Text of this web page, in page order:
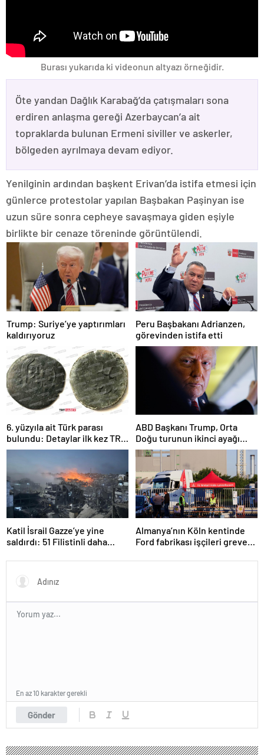
Burası yukarıda ki videonun altyazı örneğidir.
Öte yandan Dağlık Karabağ’da çatışmaları sona
erdiren anlaşma gereği Azerbaycan’a ait
topraklarda bulunan Ermeni siviller ve askerler,
bölgeden ayrılmaya devam ediyor.
Yenilginin ardından başkent Erivan’da istifa etmesi için
günlerce protestolar yapılan Başbakan Paşinyan ise
uzun süre sonra cepheye savaşmaya giden eşiyle
birlikte bir cenaze töreninde görüntülendi.
Trump: Suriye’ye yaptırımları
kaldırıyoruz
Peru Başbakanı Adrianzen,
görevinden istifa etti
6. yüzyıla ait Türk parası
bulundu: Detaylar ilk kez TRT
Haber’de
ABD Başkanı Trump, Orta
Doğu turunun ikinci ayağı
Katar’da
Katil İsrail Gazze’ye yine
saldırdı: 51 Filistinli daha
Almanya’nın Köln kentinde
Ford fabrikası işçileri greve
Gönder
En az 10 karakter gerekli